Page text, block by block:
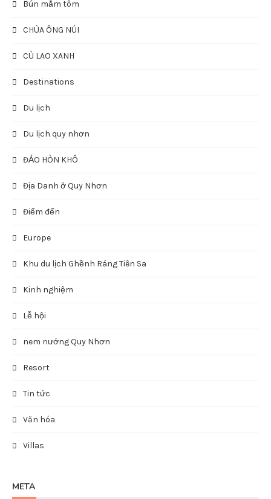
Bún mắm tôm
CHÙA ÔNG NÚI
CÙ LAO XANH
Destinations
Du lịch
Du lịch quy nhơn
ĐẢO HÒN KHÔ
Địa Danh ở Quy Nhơn
Điểm đến
Europe
Khu du lịch Ghềnh Ráng Tiên Sa
Kinh nghiệm
Lễ hội
nem nướng Quy Nhơn
Resort
Tin tức
Văn hóa
Villas
META